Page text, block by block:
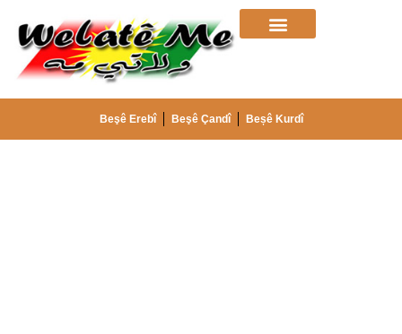
Beşê Erebî Beşê Çandî Beșê Kurdî